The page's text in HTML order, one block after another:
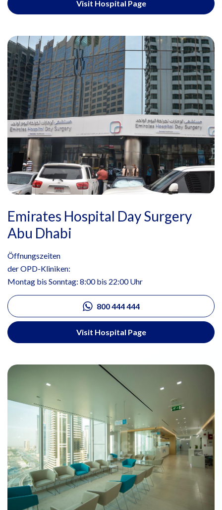
Visit Hospital Page
Emirates Hospital Day Surgery
Abu Dhabi
Öffnungszeiten
der OPD-Kliniken:
Montag bis Sonntag: 8:00 bis 22:00 Uhr
800 444 444
Visit Hospital Page